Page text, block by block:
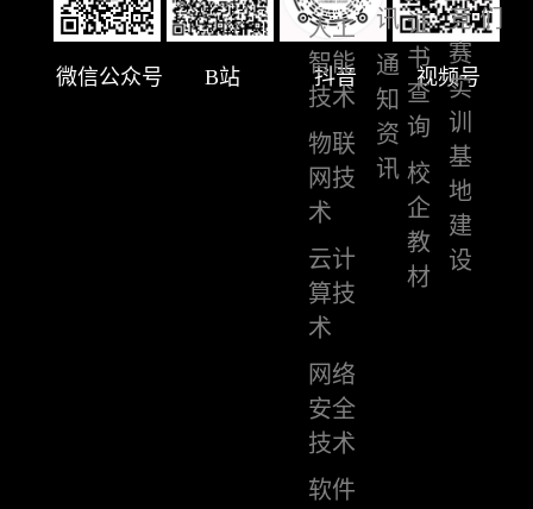
微信公众号 B站 抖音 视频号
人工
智能
技术
物联
网技
术
云计
算技
术
网络
安全
技术
软件
讯
通
知
资
讯
证
书
查
询
校
企
教
材
竞
赛
实
训
基
地
建
设
们